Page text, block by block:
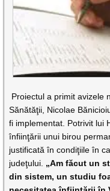
Proiectul a primit avizele
Sănătăţii, Nicolae
fi implementat. Potrivit lui
înfiinţării unui birou
justificată în condiţiile în
judeţului. „Am făcut un
din sistem, un studiu